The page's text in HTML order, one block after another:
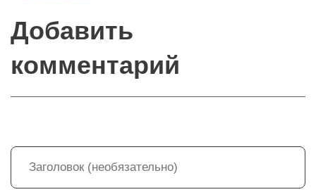
Добавить
комментарий